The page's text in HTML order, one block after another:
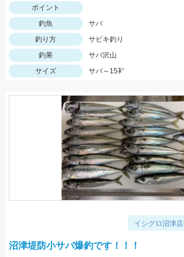
ポイント
釣魚
サバ
釣り方
サビキ釣り
釣果
サバ沢山
サイズ
サバ～15㌢
イシグロ沼津店
沼津堤防小サバ爆釣です！！！